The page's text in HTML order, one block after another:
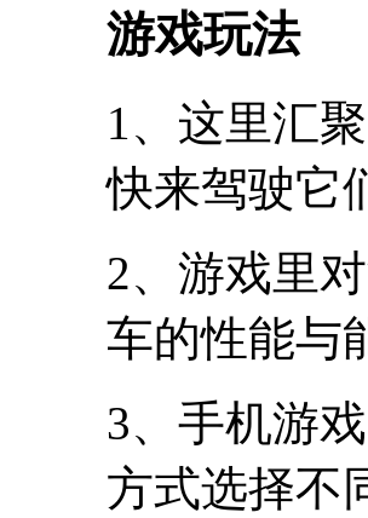
游戏玩法
1、这里汇
快来驾驶它
2、游戏里
车的性能与
3、手机游
方式选择不